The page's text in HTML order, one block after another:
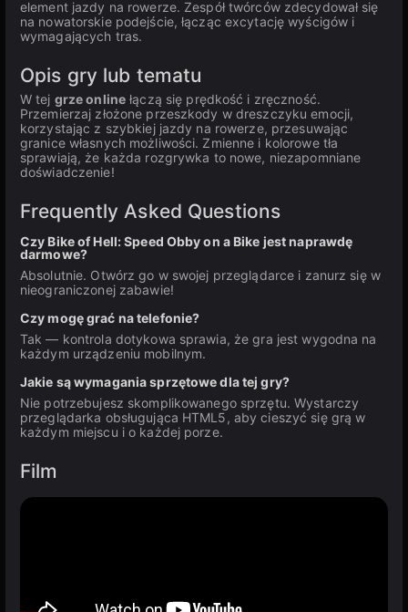
element jazdy na rowerze. Zespół twórców zdecydował się
na nowatorskie podejście, łącząc excytację wyścigów i
wymagających tras.
Opis gry lub tematu
W tej grze online łączą się prędkość i zręczność.
Przemierzaj złożone przeszkody w dreszczyku emocji,
korzystając z szybkiej jazdy na rowerze, przesuwając
granice własnych możliwości. Zmienne i kolorowe tła
sprawiają, że każda rozgrywka to nowe, niezapomniane
doświadczenie!
Frequently Asked Questions
Czy Bike of Hell: Speed Obby on a Bike jest naprawdę
darmowe?
Absolutnie. Otwórz go w swojej przeglądarce i zanurz się w
nieograniczonej zabawie!
Czy mogę grać na telefonie?
Tak — kontrola dotykowa sprawia, że gra jest wygodna na
każdym urządzeniu mobilnym.
Jakie są wymagania sprzętowe dla tej gry?
Nie potrzebujesz skomplikowanego sprzętu. Wystarczy
przeglądarka obsługująca HTML5, aby cieszyć się grą w
każdym miejscu i o każdej porze.
Film